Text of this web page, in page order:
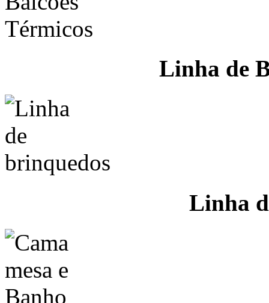
Linha de
Linha